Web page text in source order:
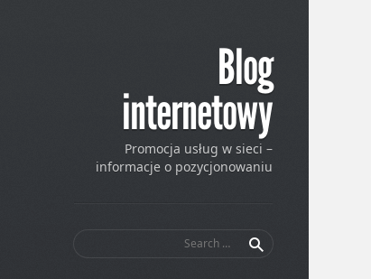
Blog
internetowy
Promocja usług w sieci –
informacje o pozycjonowaniu